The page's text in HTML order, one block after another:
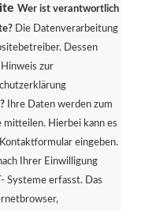
Wer ist verantwortlich
Die Datenverarbeitung
Dessen
zur
Ihre Daten werden zum
mitteilen. Hierbei kann es
eingeben.
Ihrer Einwilligung
Systeme erfasst. Das